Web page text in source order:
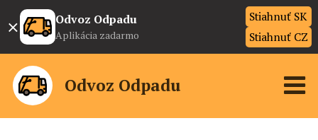
× Odvoz Odpadu
Aplikácia zadarmo
Stiahnuť SK
Stiahnuť CZ
Odvoz Odpadu